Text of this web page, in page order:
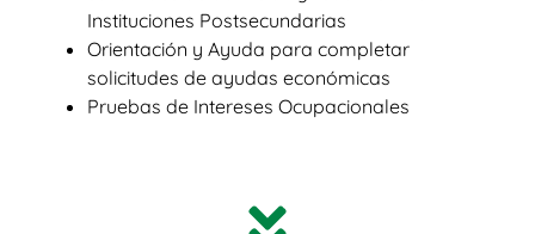
Instituciones Postsecundarias
Orientación y Ayuda para completar
solicitudes de ayudas económicas
Pruebas de Intereses Ocupacionales